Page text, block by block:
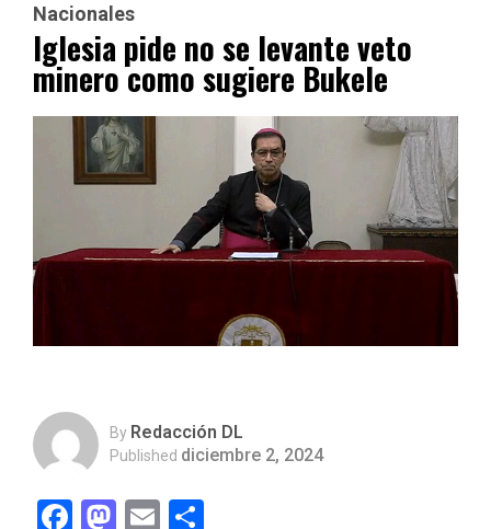
Nacionales
Iglesia pide no se levante veto
minero como sugiere Bukele
By Redacción DL
Published diciembre 2, 2024
Facebook
Mastodon
Email